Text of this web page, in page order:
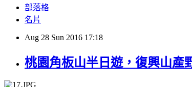
部落格
名片
Aug 28 Sun 2016 17:18
桃園角板山半日遊，復興山產